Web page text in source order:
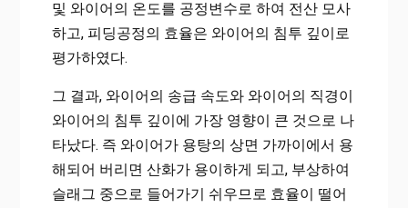
및 와이어의 온도를 공정변수로 하여 전산 모사
하고, 피딩공정의 효율은 와이어의 침투 깊이로
평가하였다.
그 결과, 와이어의 송급 속도와 와이어의 직경이
와이어의 침투 깊이에 가장 영향이 큰 것으로 나
타났다. 즉 와이어가 용탕의 상면 가까이에서 용
해되어 버리면 산화가 용이하게 되고, 부상하여
슬래그 중으로 들어가기 쉬우므로 효율이 떨어